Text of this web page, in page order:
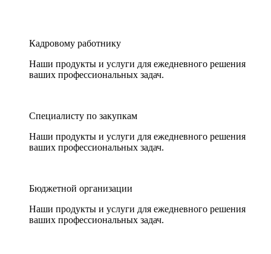
Кадровому работнику
Наши продукты и услуги для ежедневного решения
ваших профессиональных задач.
Специалисту по закупкам
Наши продукты и услуги для ежедневного решения
ваших профессиональных задач.
Бюджетной организации
Наши продукты и услуги для ежедневного решения
ваших профессиональных задач.